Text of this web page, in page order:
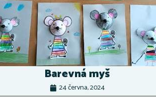
Barevná myš
24 června, 2024